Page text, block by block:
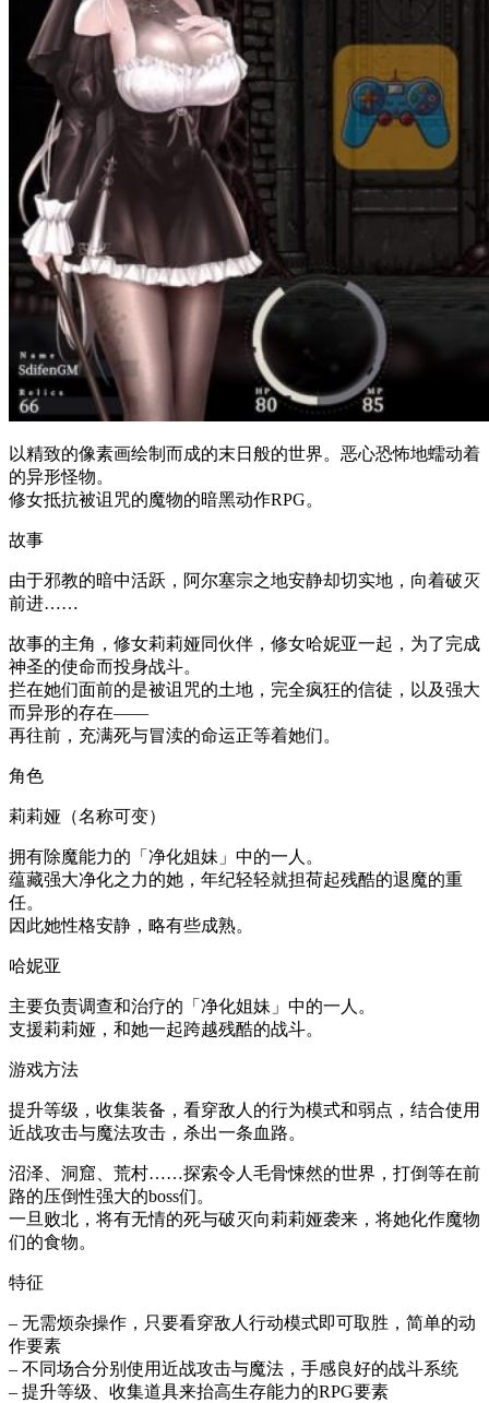
以精致的像素画绘制而成的末日般的世界。恶心恐怖地蠕动着
的异形怪物。
修女抵抗被诅咒的魔物的暗黑动作RPG。
故事
由于邪教的暗中活跃，阿尔塞宗之地安静却切实地，向着破灭
前进……
故事的主角，修女莉莉娅同伙伴，修女哈妮亚一起，为了完成
神圣的使命而投身战斗。
拦在她们面前的是被诅咒的土地，完全疯狂的信徒，以及强大
而异形的存在——
再往前，充满死与冒渎的命运正等着她们。
角色
莉莉娅（名称可变）
拥有除魔能力的「净化姐妹」中的一人。
蕴藏强大净化之力的她，年纪轻轻就担荷起残酷的退魔的重
任。
因此她性格安静，略有些成熟。
哈妮亚
主要负责调查和治疗的「净化姐妹」中的一人。
支援莉莉娅，和她一起跨越残酷的战斗。
游戏方法
提升等级，收集装备，看穿敌人的行为模式和弱点，结合使用
近战攻击与魔法攻击，杀出一条血路。
沼泽、洞窟、荒村……探索令人毛骨悚然的世界，打倒等在前
路的压倒性强大的boss们。
一旦败北，将有无情的死与破灭向莉莉娅袭来，将她化作魔物
们的食物。
特征
– 无需烦杂操作，只要看穿敌人行动模式即可取胜，简单的动
作要素
– 不同场合分别使用近战攻击与魔法，手感良好的战斗系统
– 提升等级、收集道具来抬高生存能力的RPG要素